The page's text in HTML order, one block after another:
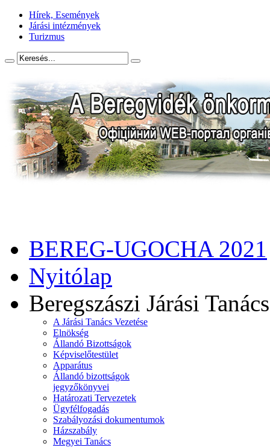
Hírek, Események
Járási intézmények
Turizmus
BEREG-UGOCHA 2021
Nyitólap
Beregszászi Járási Tanács
A Járási Tanács Vezetése
Elnökség
Állandó Bizottságok
Képviselőtestület
Apparátus
Állandó bizottságok
jegyzőkönyvei
Határozati Tervezetek
Ügyfélfogadás
Szabályozási dokumentumok
Házszabály
Megyei Tanács